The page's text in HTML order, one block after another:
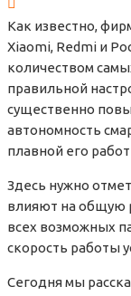
Как известно,
Xiaomi, Redmi и
количеством
правильной
существенно
автономность
плавной его
Здесь нужно
влияют на общую
всех возможных
скорость работы
Сегодня мы